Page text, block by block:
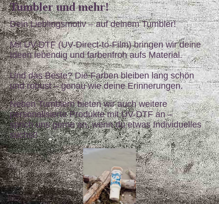
Tumbler und mehr!
Dein Lieblingsmotiv – auf deinem Tumbler!
Mit UV-DTF (UV-Direct-to-Film) bringen wir deine
Ideen lebendig und farbenfroh aufs Material.
Und das Beste? Die Farben bleiben lang schön
und robust – genau wie deine Erinnerungen.
Neben Tumblern bieten wir auch weitere
personalisierte Produkte mit UV-DTF an –
sprich uns gerne an, wenn du etwas Individuelles
suchst!